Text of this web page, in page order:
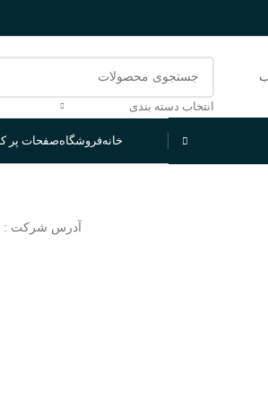
انتخاب دسته بندی
خانهفروشگاهصفحات پر
آدرس شرکت : کیلومتر 28 جاده تهران - ساوه ، رباط کریم ، شهرک